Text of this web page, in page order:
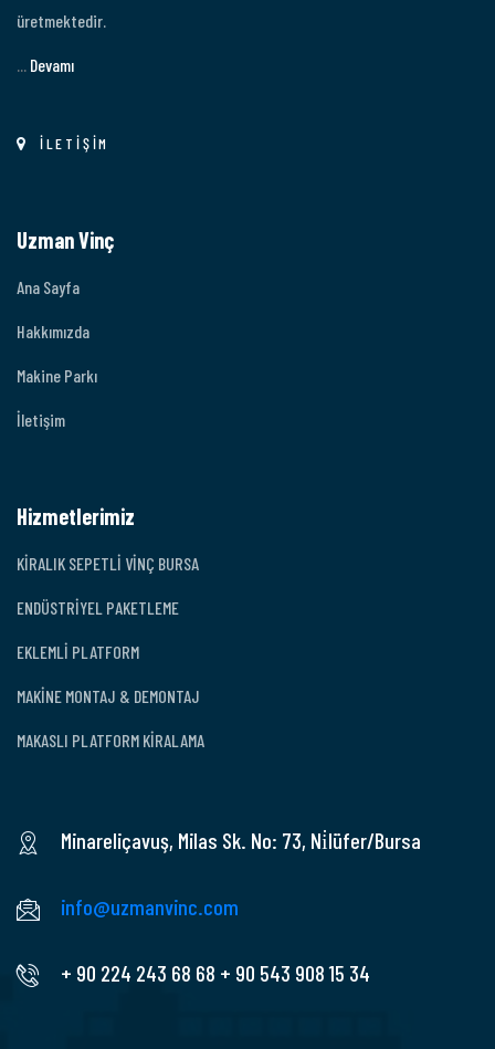
üretmektedir.
... Devamı
İLETİŞİM
Uzman Vinç
Ana Sayfa
Hakkımızda
Makine Parkı
İletişim
Hizmetlerimiz
KİRALIK SEPETLİ VİNÇ BURSA
ENDÜSTRİYEL PAKETLEME
EKLEMLİ PLATFORM
MAKİNE MONTAJ & DEMONTAJ
MAKASLI PLATFORM KİRALAMA
Minareliçavuş, Milas Sk. No: 73, Ni̇lüfer/Bursa
info@uzmanvinc.com
+ 90 224 243 68 68 + 90 543 908 15 34